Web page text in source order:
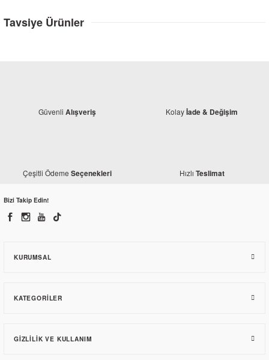
Tavsiye Ürünler
Honda Activa S Korna Düğmesi
19,15 TL
Honda Activa S Selektör Düğmesi
Güvenli Alışveriş Kolayİade & Değişim
Çeşitli Ödeme Seçenekleri Hızlı Teslimat
Bizi Takip Edin!
KURUMSAL
KATEGORILER
GIZLILIK VE KULLANIM